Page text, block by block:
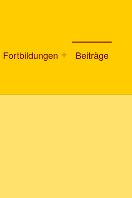
Fortbildungen Beiträge